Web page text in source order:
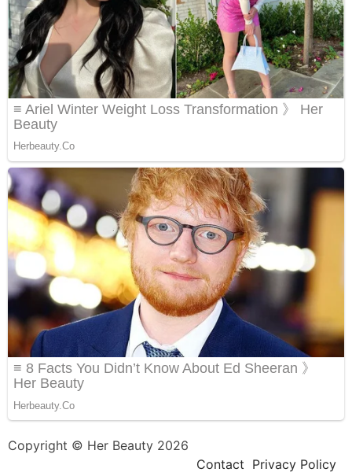
Copyright © Her Beauty 2026
Contact Privacy Policy